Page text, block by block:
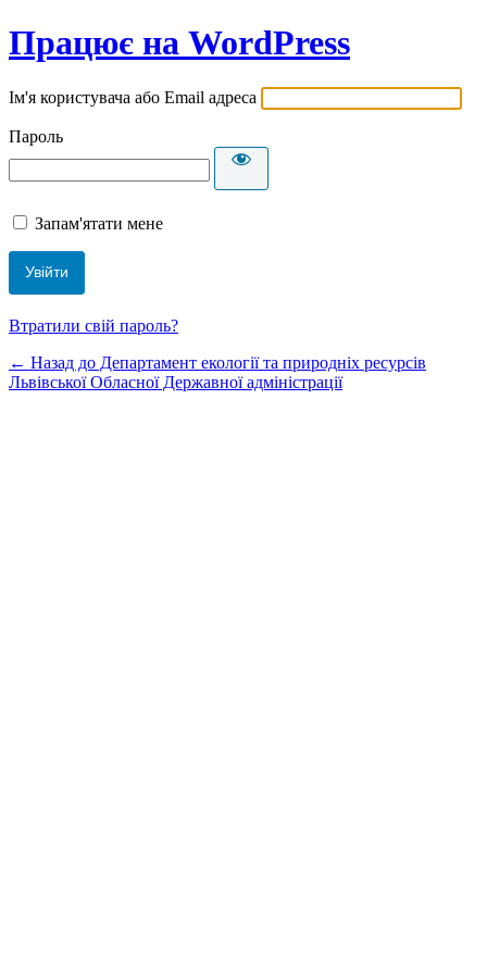
Працює на WordPress
Ім'я користувача або Email адреса
Пароль
Запам'ятати мене
Втратили свій пароль?
← Назад до Департамент екології та природніх ресурсів
Львівської Обласної Державної адміністрації